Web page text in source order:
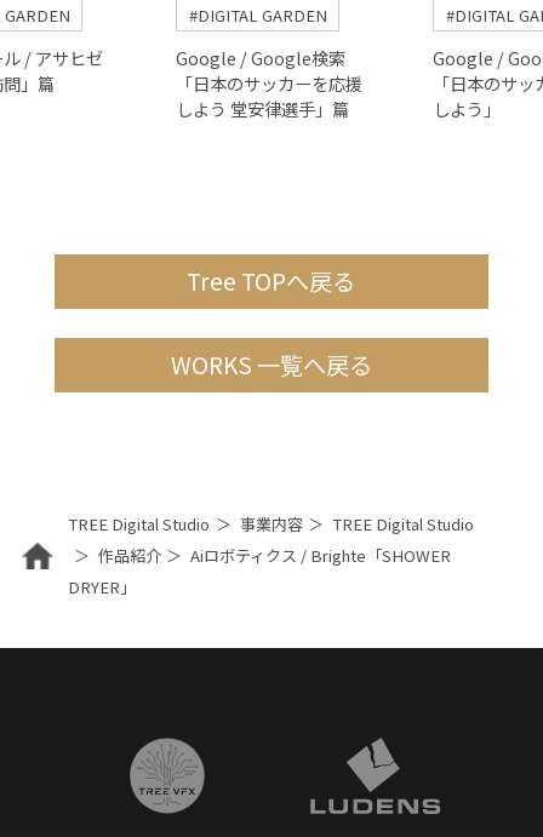
/ アサヒゼ
」篇
#DIGITAL GARDEN
Google / Google検索
「日本のサッカーを応援
しよう 堂安律選手」篇
#DIGITAL
Google /
「日本のサ
しよう」
Tree TOPへ戻る
WORKS 一覧へ戻る
TREE Digital Studio 事業内容
TREE Digital Studio
作品紹介
Aiロボティクス / Brighte「SHOWER
DRYER」